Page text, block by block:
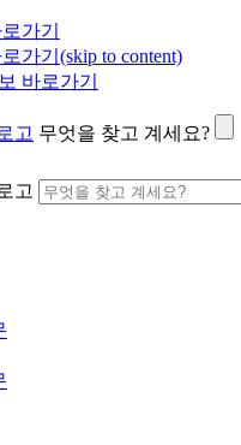
가기
가기(skip to content)
바로가기
무엇을 찾고 계세요?